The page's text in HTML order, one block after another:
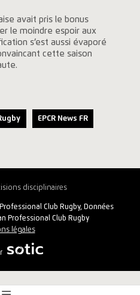
avait pris le bonus
le moindre espoir aux
s’est aussi évaporé
cette saison
EPCR News FR
disciplinaires
Club Rugby, Données
Professional Club Rugby
légales